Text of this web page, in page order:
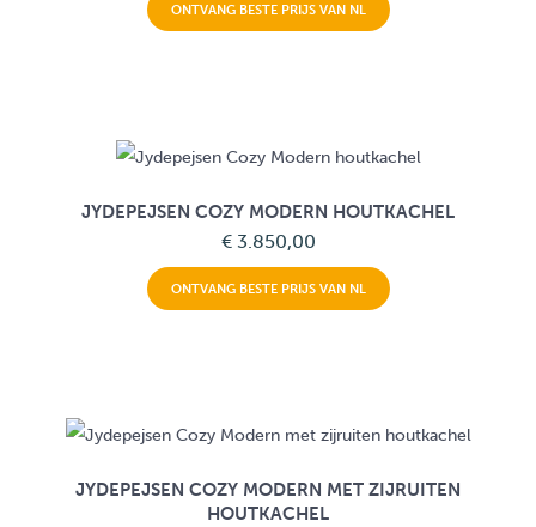
ONTVANG BESTE PRIJS VAN NL
JYDEPEJSEN COZY MODERN HOUTKACHEL
€ 3.850,00
ONTVANG BESTE PRIJS VAN NL
JYDEPEJSEN COZY MODERN MET ZIJRUITEN
HOUTKACHEL